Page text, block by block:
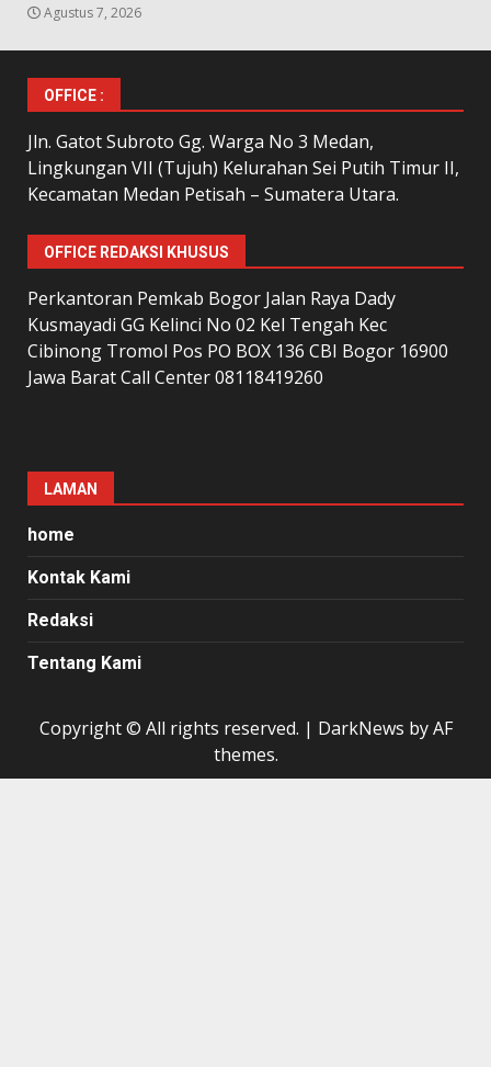
Agustus 7, 2026
OFFICE :
Jln. Gatot Subroto Gg. Warga No 3 Medan,
Lingkungan VII (Tujuh) Kelurahan Sei Putih Timur II,
Kecamatan Medan Petisah – Sumatera Utara.
OFFICE REDAKSI KHUSUS
Perkantoran Pemkab Bogor Jalan Raya Dady
Kusmayadi GG Kelinci No 02 Kel Tengah Kec
Cibinong Tromol Pos PO BOX 136 CBI Bogor 16900
Jawa Barat Call Center 08118419260
LAMAN
home
Kontak Kami
Redaksi
Tentang Kami
Copyright © All rights reserved. | DarkNews by AF
themes.